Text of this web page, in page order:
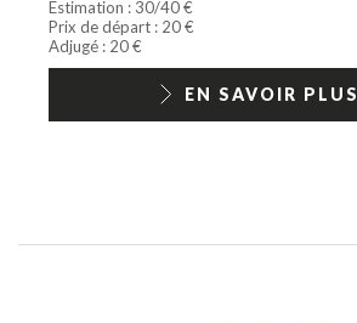
Estimation : 30/40 €
Prix de départ : 20 €
Adjugé : 20 €
EN SAVOIR PLUS